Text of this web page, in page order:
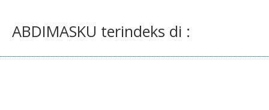
ABDIMASKU terindeks di :